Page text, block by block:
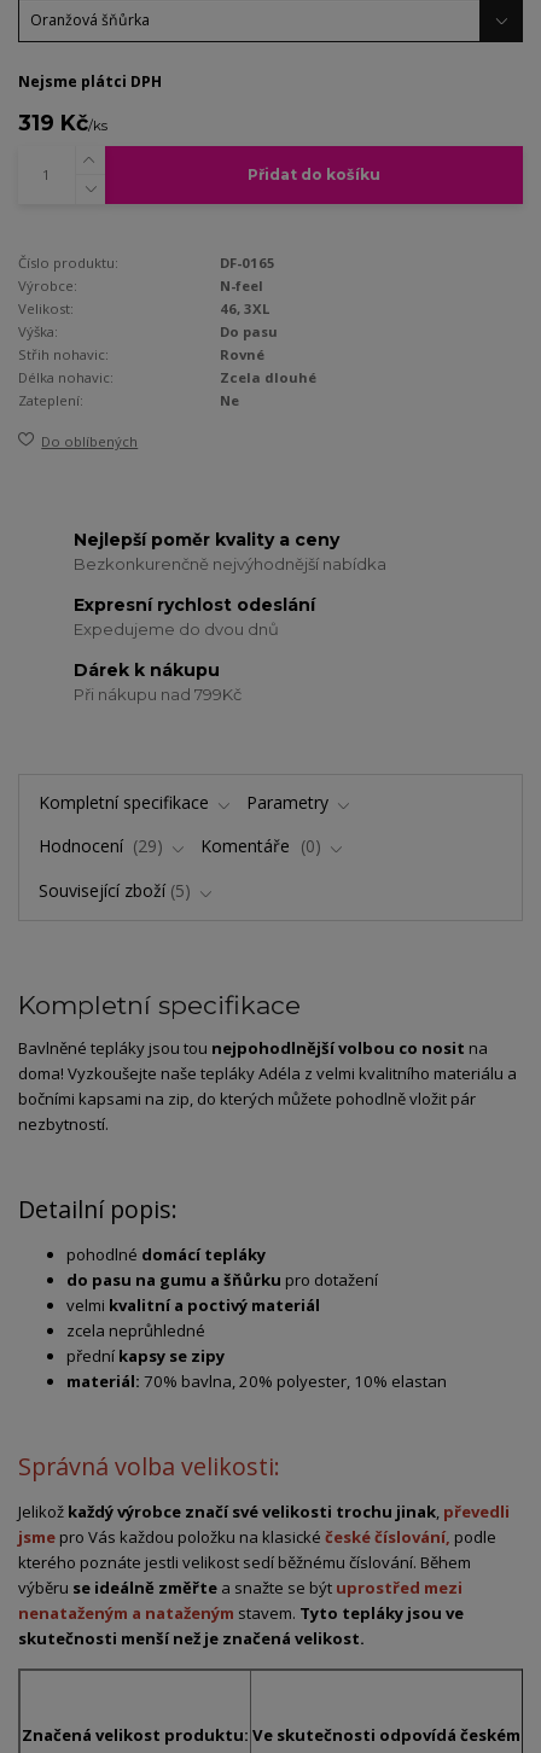
Nejsme plátci DPH
319 Kč/ks
Přidat do košíku
Číslo produktu:
DF-0165
Výrobce:
N-feel
Velikost:
46, 3XL
Výška:
Do pasu
Střih nohavic:
Rovné
Délka nohavic:
Zcela dlouhé
Zateplení:
Ne
Do oblíbených
Nejlepší poměr kvality a ceny
Bezkonkurenčně nejvýhodnější nabídka
Expresní rychlost odeslání
Expedujeme do dvou dnů
Dárek k nákupu
Při nákupu nad 799Kč
Kompletní specifikace
Parametry
Hodnocení
29 Komentáře
0
Související zboží 5
Kompletní specifikace
Bavlněné tepláky jsou tou nejpohodlnější volbou co nosit na
doma! Vyzkoušejte naše tepláky Adéla z velmi kvalitního materiálu a
bočními kapsami na zip, do kterých můžete pohodlně vložit pár
nezbytností.
Detailní popis:
pohodlné domácí tepláky
do pasu na gumu a šňůrku pro dotažení
velmi kvalitní a poctivý materiál
zcela neprůhledné
přední kapsy se zipy
materiál: 70% bavlna, 20% polyester, 10% elastan
Správná volba velikosti:
Jelikož každý výrobce značí své velikosti trochu jinak, převedli
jsme pro Vás každou položku na klasické české číslování, podle
kterého poznáte jestli velikost sedí běžnému číslování. Během
výběru se ideálně změřte a snažte se být uprostřed mezi
nenataženým a nataženým stavem. Tyto tepláky jsou ve
skutečnosti menší než je značená velikost.
Značená velikost produktu: Ve skutečnosti odpovídá českému